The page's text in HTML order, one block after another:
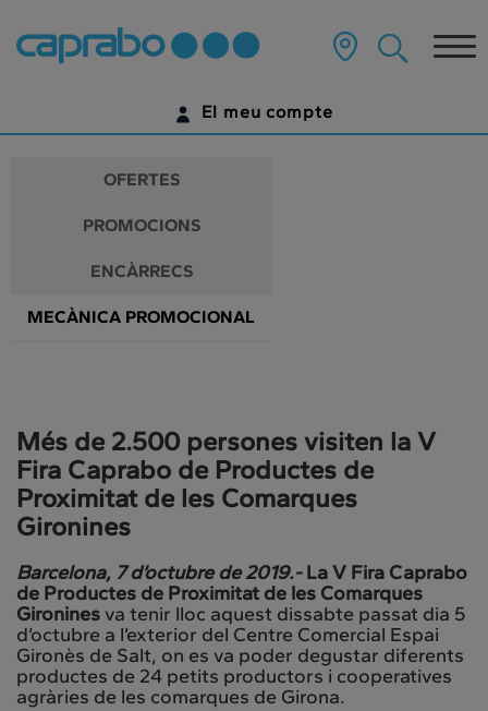
Promocions
descomptes
als
nostres
supermercats
contingut
pàgina
El meu compte
ENCARA NO TENS UN COMPTE DIGITAL?
OFERTES
PROMOCIONS
ENCÀRRECS
MECÀNICA PROMOCIONAL
Més de 2.500 persones visiten la V
Fira Caprabo de Productes de
Proximitat de les Comarques
Gironines
Barcelona, 7 d’octubre de 2019.-La V Fira Caprabo
de Productes de Proximitat de les Comarques
Gironines va tenir lloc aquest dissabte passat dia 5
d’octubre a l’exterior del Centre Comercial Espai
Gironès de Salt, on es va poder degustar diferents
productes de 24 petits productors i cooperatives
agràries de les comarques de Girona.